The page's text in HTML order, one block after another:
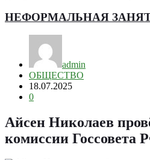
НЕФОРМАЛЬНАЯ
admin
ОБЩЕСТВО
18.07.2025
0
Айсен Николаев
комиссии Госсовета